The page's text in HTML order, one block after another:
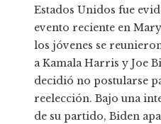
Estados Unidos fue
evento reciente en
los jóvenes se
a Kamala Harris y Joe
decidió no postularse
reelección. Bajo una
de su partido, Biden